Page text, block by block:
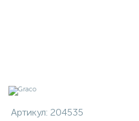
Артикул: 204535